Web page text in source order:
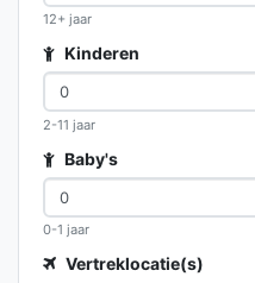
12+ jaar
Kinderen
2-11 jaar
Baby's
0-1 jaar
Vertreklocatie(s)